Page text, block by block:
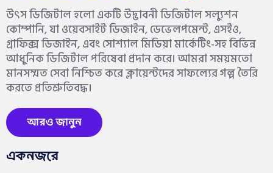
উৎস ডিজিটাল হলো একটি উদ্ভাবনী ডিজিটাল সল্যুশন
কোম্পানি, যা ওয়েবসাইট ডিজাইন, ডেভেলপমেন্ট, এসইও,
গ্রাফিক্স ডিজাইন, এবং সোশ্যাল মিডিয়া মার্কেটিং-সহ বিভিন্ন
আধুনিক ডিজিটাল পরিষেবা প্রদান করে। আমরা সময়মতো
মানসম্মত সেবা নিশ্চিত করে ক্লায়েন্টদের সাফল্যের গল্প তৈরি
করতে প্রতিশ্রুতিবদ্ধ।
আরও জানুন
একনজরে